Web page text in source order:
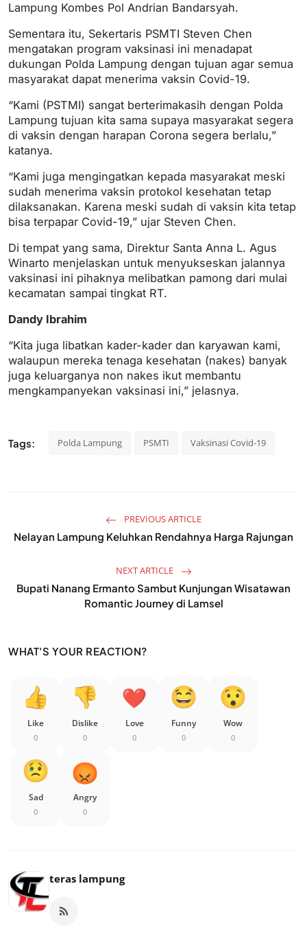
Lampung Kombes Pol Andrian Bandarsyah.
Sementara itu, Sekertaris PSMTI Steven Chen
mengatakan program vaksinasi ini menadapat
dukungan Polda Lampung dengan tujuan agar semua
masyarakat dapat menerima vaksin Covid-19.
“Kami (PSTMI) sangat berterimakasih dengan Polda
Lampung tujuan kita sama supaya masyarakat segera
di vaksin dengan harapan Corona segera berlalu,”
katanya.
“Kami juga mengingatkan kepada masyarakat meski
sudah menerima vaksin protokol kesehatan tetap
dilaksanakan. Karena meski sudah di vaksin kita tetap
bisa terpapar Covid-19,” ujar Steven Chen.
Di tempat yang sama, Direktur Santa Anna L. Agus
Winarto menjelaskan untuk menyukseskan jalannya
vaksinasi ini pihaknya melibatkan pamong dari mulai
kecamatan sampai tingkat RT.
Dandy Ibrahim
“Kita juga libatkan kader-kader dan karyawan kami,
walaupun mereka tenaga kesehatan (nakes) banyak
juga keluarganya non nakes ikut membantu
mengkampanyekan vaksinasi ini,” jelasnya.
Tags: Polda Lampung PSMTI Vaksinasi Covid-19
PREVIOUS ARTICLE
Nelayan Lampung Keluhkan Rendahnya Harga Rajungan
NEXT ARTICLE
Bupati Nanang Ermanto Sambut Kunjungan Wisatawan
Romantic Journey di Lamsel
WHAT'S YOUR REACTION?
Like
0
Dislike
0
Love
0
Funny
0
Wow
0
Sad
0
Angry
0
teras lampung